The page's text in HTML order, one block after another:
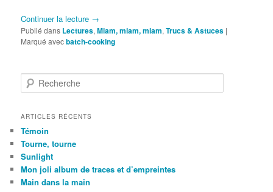
Continuer la lecture →
Publié dans Lectures,Miam, miam, miam,Trucs & Astuces |
Marqué avecbatch-cooking
e
h
r
c
h
e
ARTICLES RÉCENTS
Témoin
Tourne, tourne
Sunlight
Mon joli album de traces et d’empreintes
Main dans la main